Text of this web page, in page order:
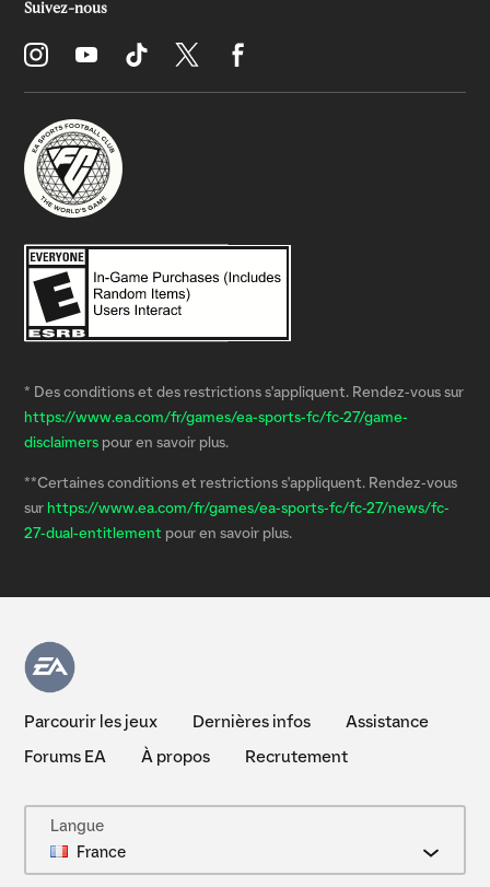
* Des conditions et des restrictions s'appliquent. Rendez-vous sur
https://www.ea.com/fr/games/ea-sports-fc/fc-27/game-
disclaimers pour en savoir plus.
**Certaines conditions et restrictions s'appliquent. Rendez-vous
sur https://www.ea.com/fr/games/ea-sports-fc/fc-27/news/fc-
27-dual-entitlement pour en savoir plus.